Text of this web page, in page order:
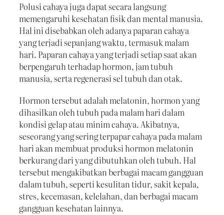
Polusi cahaya juga dapat secara langsung
memengaruhi kesehatan fisik dan mental manusia.
Hal ini disebabkan oleh adanya paparan cahaya
yang terjadi sepanjang waktu, termasuk malam
hari. Paparan cahaya yang terjadi setiap saat akan
berpengaruh terhadap hormon, jam tubuh
manusia, serta regenerasi sel tubuh dan otak.
Hormon tersebut adalah melatonin, hormon yang
dihasilkan oleh tubuh pada malam hari dalam
kondisi gelap atau minim cahaya. Akibatnya,
seseorang yang sering terpapar cahaya pada malam
hari akan membuat produksi hormon melatonin
berkurang dari yang dibutuhkan oleh tubuh. Hal
tersebut mengakibatkan berbagai macam gangguan
dalam tubuh, seperti kesulitan tidur, sakit kepala,
stres, kecemasan, kelelahan, dan berbagai macam
gangguan kesehatan lainnya.